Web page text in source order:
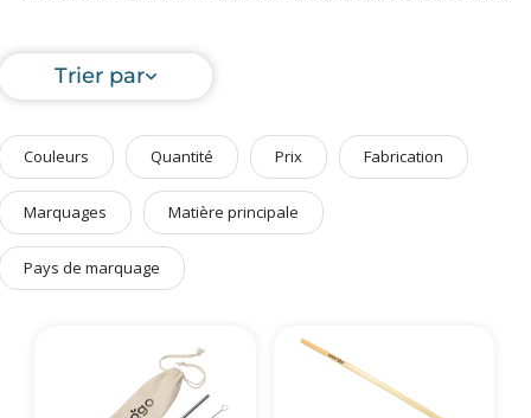
Bagageries & Sacs
Etui
Vêtements de Travail
Parapluies & Parasols
Gourmandises
Art de la Table
Plantes et Graines
Bien être & Sécurité
Trier par
Couleurs Quantité Prix Fabrication
Marquages Matière principale
Pays de marquage